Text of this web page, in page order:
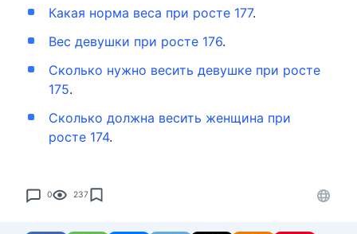
Какая норма веса при росте 177.
Вес девушки при росте 176.
Сколько нужно весить девушке при росте
175.
Сколько должна весить женщина при
росте 174.
0 237